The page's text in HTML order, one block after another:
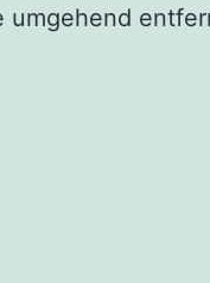
umgehend